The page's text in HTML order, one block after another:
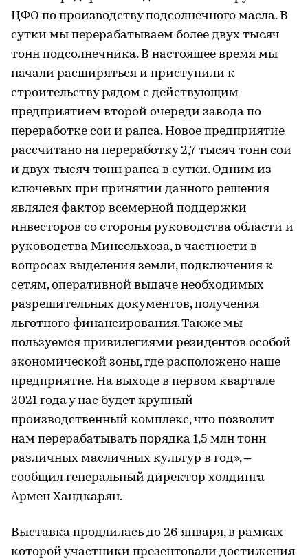
ЦФО по производству подсолнечного масла. В
сутки мы перерабатываем более двух тысяч
тонн подсолнечника. В настоящее время мы
начали расширяться и приступили к
строительству рядом с действующим
предприятием второй очереди завода по
переработке сои и рапса. Новое предприятие
рассчитано на переработку 2,7 тысяч тонн сои
и двух тысяч тонн рапса в сутки. Одним из
ключевых при принятии данного решения
являлся фактор всемерной поддержки
инвесторов со стороны руководства области и
руководства Минсельхоза, в частности в
вопросах выделения земли, подключения к
сетям, оперативной выдаче необходимых
разрешительных документов, получения
льготного финансирования. Также мы
пользуемся привилегиями резидентов особой
экономической зоны, где расположено наше
предприятие. На выходе в первом квартале
2021 года у нас будет крупный
производственный комплекс, что позволит
нам перерабатывать порядка 1,5 млн тонн
различных масличных культур в год», –
сообщил генеральный директор холдинга
Армен Хандкарян.
Выставка продлилась до 26 января, в рамках
которой участники презентовали достижения